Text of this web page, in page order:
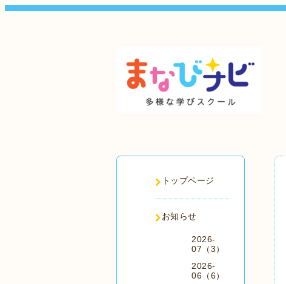
トップページ
お知らせ
2026-
07（3）
2026-
06（6）